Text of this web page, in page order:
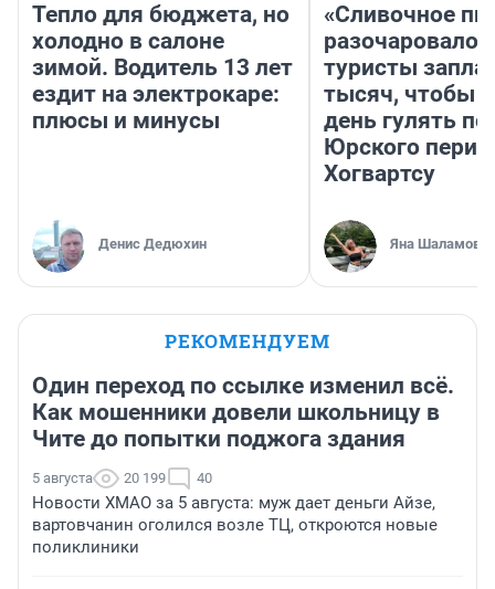
Тепло для бюджета, но
холодно в салоне
зимой. Водитель 13 лет
ездит на электрокаре:
плюсы и минусы
Денис Дедюхин
«Сливочное
разочаровало»:
туристы
тысяч, чтобы
день гулять по
Юрского
Хогвартсу
Яна Шаламова
РЕКОМЕНДУЕМ
Один переход по ссылке изменил всё.
Как мошенники довели школьницу в
Чите до попытки поджога здания
5 августа 20 199 40
Новости ХМАО за 5 августа: муж дает деньги Айзе,
вартовчанин оголился возле ТЦ, откроются новые
поликлиники